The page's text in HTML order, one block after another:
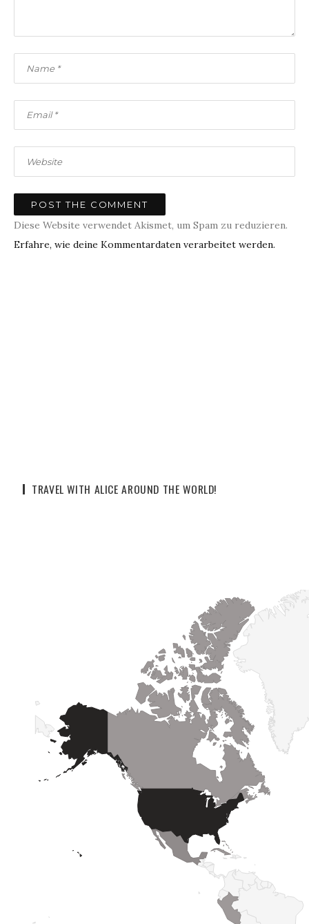
Diese Website verwendet Akismet, um Spam zu reduzieren.
Erfahre, wie deine Kommentardaten verarbeitet werden.
TRAVEL WITH ALICE AROUND THE WORLD!